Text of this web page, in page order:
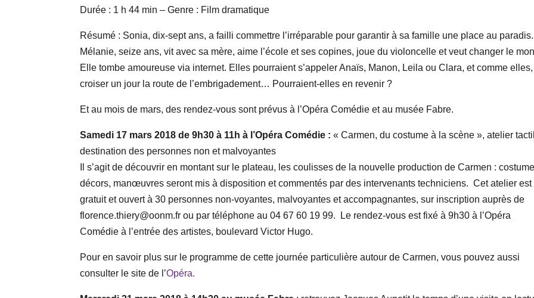
Durée : 1 h 44 min – Genre : Film dramatique
Résumé : Sonia, dix-sept ans, a failli commettre l’irréparable pour garantir à sa famille une place au paradis.
Mélanie, seize ans, vit avec sa mère, aime l’école et ses copines, joue du violoncelle et veut changer le
Elle tombe amoureuse via internet. Elles pourraient s’appeler Anaïs, Manon, Leila ou Clara, et comme elles,
croiser un jour la route de l’embrigadement… Pourraient-elles en revenir ?
Et au mois de mars, des rendez-vous sont prévus à l’Opéra Comédie et au musée Fabre.
Samedi 17 mars 2018 de 9h30 à 11h à l’Opéra Comédie : « Carmen, du costume à la scène », atelier
destination des personnes non et malvoyantes
Il s’agit de découvrir en montant sur le plateau, les coulisses de la nouvelle production de Carmen :
décors, manœuvres seront mis à disposition et commentés par des intervenants techniciens. Cet atelier est
gratuit et ouvert à 30 personnes non-voyantes, malvoyantes et accompagnantes, sur inscription auprès de
florence.thiery@oonm.fr ou par téléphone au 04 67 60 19 99. Le rendez-vous est fixé à 9h30 à l’Opéra
Comédie à l’entrée des artistes, boulevard Victor Hugo.
Pour en savoir plus sur le programme de cette journée particulière autour de Carmen, vous pouvez aussi
consulter le site de l’Opéra.